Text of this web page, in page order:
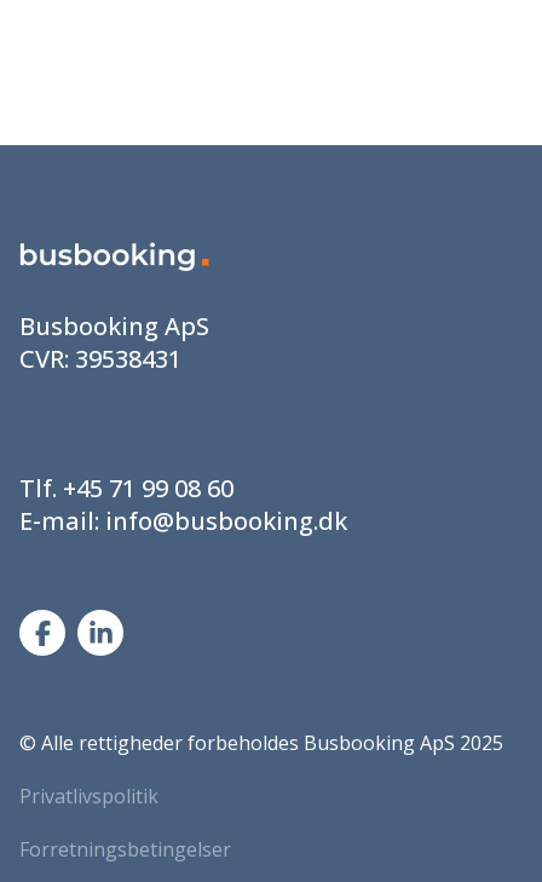
Busbooking ApS
CVR: 39538431
Tlf. +45 71 99 08 60
E-mail: info@busbooking.dk
© Alle rettigheder forbeholdes Busbooking ApS 2025
Privatlivspolitik
Forretningsbetingelser